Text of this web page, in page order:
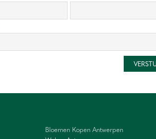
Bloemen Kopen Antwerpen